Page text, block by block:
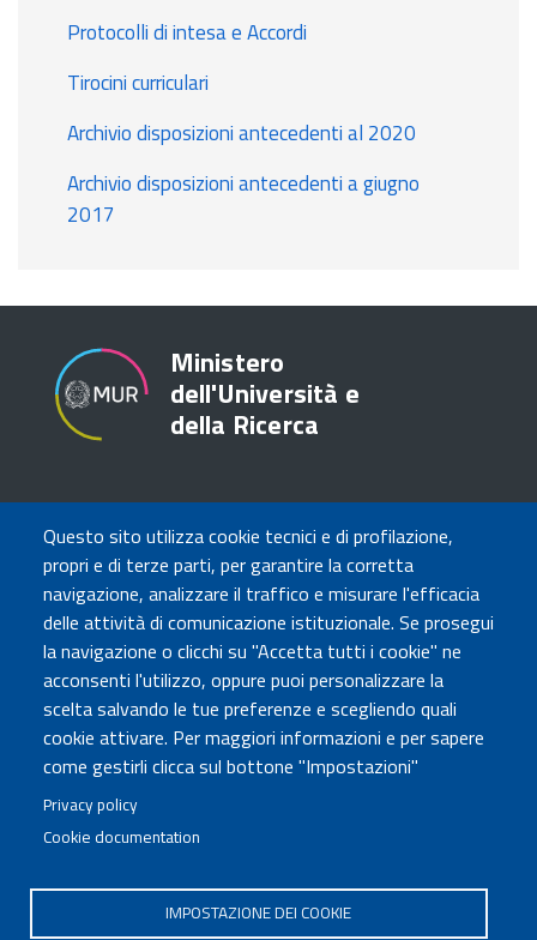
Questo sito utilizza cookie tecnici e di profilazione,
propri e di terze parti, per garantire la corretta
navigazione, analizzare il traffico e misurare l'efficacia
delle attività di comunicazione istituzionale. Se prosegui
la navigazione o clicchi su "Accetta tutti i cookie" ne
acconsenti l'utilizzo, oppure puoi personalizzare la
scelta salvando le tue preferenze e scegliendo quali
cookie attivare. Per maggiori informazioni e per sapere
come gestirli clicca sul bottone "Impostazioni"
Privacy policy
Cookie documentation
IMPOSTAZIONE DEI COOKIE
Protocolli di intesa e Accordi
Tirocini curriculari
Archivio disposizioni antecedenti al 2020
Archivio disposizioni antecedenti a giugno
2017
Ministero
dell'Università e
della Ricerca
TRASPARENZA
Amministrazione Trasparente
Atti di notifica
Albo online
Concorsi
COMUNICA CON NOI
Urp
Posta elettronica certificata
Sedi e contatti
Governo Italiano
Tutti i diritti riservati © 2020